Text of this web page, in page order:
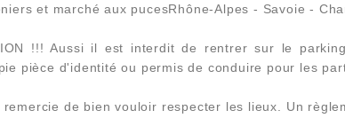
et marché aux pucesRhône-Alpes - Savoie -
!!! Aussi il est interdit de rentrer sur le
pièce d'identité ou permis de conduire pour les
remercie de bien vouloir respecter les lieux. Un